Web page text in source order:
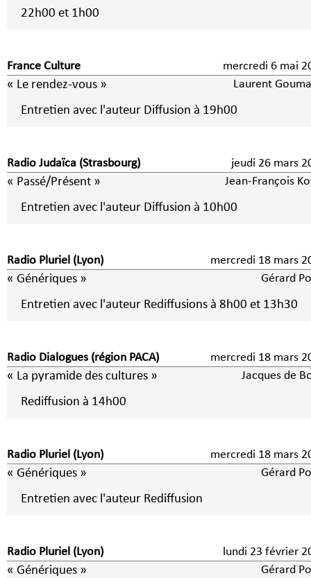
22h00 et 1h00
France Culture mercredi 6
« Le rendez-vous » Laurent
Entretien avec l'auteur Diffusion à 19h00
Radio Judaïca (Strasbourg) jeudi 26 mars
« Passé/Présent » Jean-François
Entretien avec l'auteur Diffusion à 10h00
Radio Pluriel (Lyon) mercredi 18 mars
« Génériques » Gérard
Entretien avec l'auteur Rediffusions à 8h00 et 13h30
Radio Dialogues (région PACA) mercredi 18 mars
« La pyramide des cultures » Jacques de
Rediffusion à 14h00
Radio Pluriel (Lyon) mercredi 18 mars
« Génériques » Gérard
Entretien avec l'auteur Rediffusion
Radio Pluriel (Lyon) lundi 23 février
« Génériques » Gérard